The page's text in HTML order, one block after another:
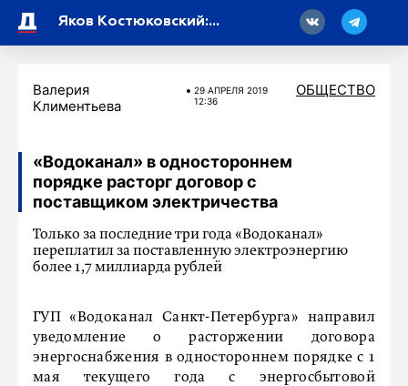
Яков Костюковский: «Для всех детей очень важно ощущение надежного тыла в семье»
Валерия
Климентьева
29 АПРЕЛЯ 2019
12:36
ОБЩЕСТВО
«Водоканал» в одностороннем
порядке расторг договор с
поставщиком электричества
Только за последние три года «Водоканал»
переплатил за поставленную электроэнергию
более 1,7 миллиарда рублей
ГУП «Водоканал Санкт-Петербурга» направил
уведомление о расторжении договора
энергоснабжения в одностороннем порядке с 1
мая текущего года с энергосбытовой